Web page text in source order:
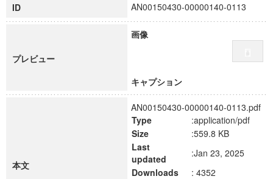
博士課程教育リーディングプログラム「超成熟社会発展のサ
学術雑誌掲載論文等(8)
ID AN00150430-00000140-0113
プレビュー
画像
キャプション
本文
AN00150430-00000140-0113.pdf
Type
:application/pdf
Size
:559.8 KB
Last
updated
:Jan 23, 2025
Downloads
: 4352